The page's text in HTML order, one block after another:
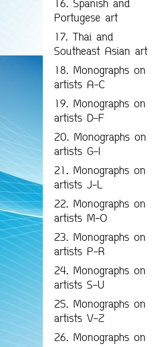
16. Spanish and
Portugese art
17. Thai and
Southeast Asian art
18. Monographs on
artists A-C
19. Monographs on
artists D-F
20. Monographs on
artists G-I
21. Monographs on
artists J-L
22. Monographs on
artists M-O
23. Monographs on
artists P-R
24. Monographs on
artists S-U
25. Monographs on
artists V-Z
26. Monographs on